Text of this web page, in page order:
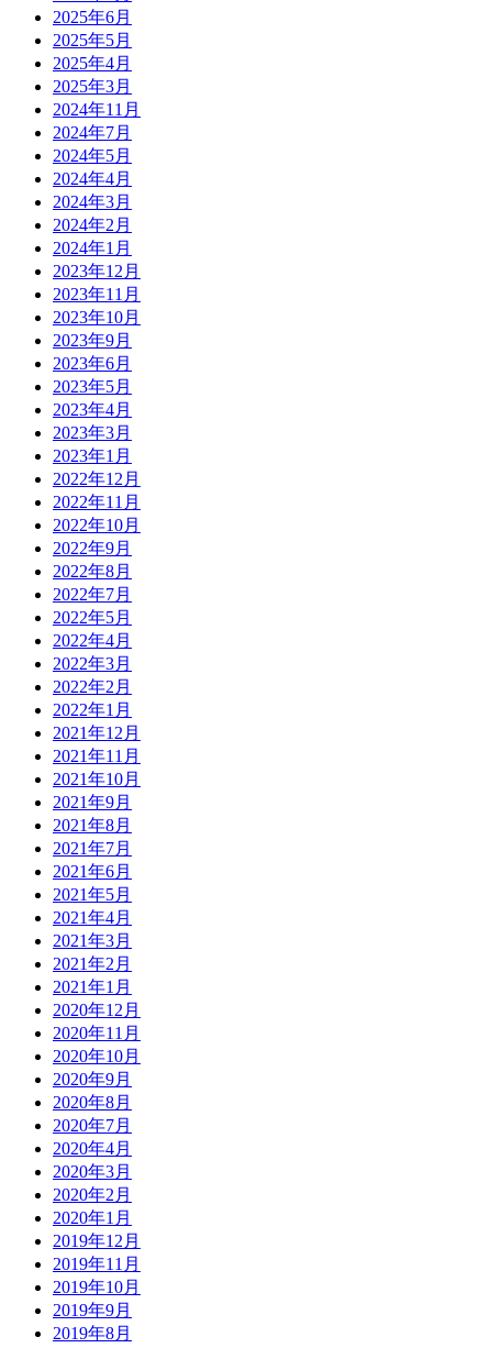
2025年6月
2025年5月
2025年4月
2025年3月
2024年11月
2024年7月
2024年5月
2024年4月
2024年3月
2024年2月
2024年1月
2023年12月
2023年11月
2023年10月
2023年9月
2023年6月
2023年5月
2023年4月
2023年3月
2023年1月
2022年12月
2022年11月
2022年10月
2022年9月
2022年8月
2022年7月
2022年5月
2022年4月
2022年3月
2022年2月
2022年1月
2021年12月
2021年11月
2021年10月
2021年9月
2021年8月
2021年7月
2021年6月
2021年5月
2021年4月
2021年3月
2021年2月
2021年1月
2020年12月
2020年11月
2020年10月
2020年9月
2020年8月
2020年7月
2020年4月
2020年3月
2020年2月
2020年1月
2019年12月
2019年11月
2019年10月
2019年9月
2019年8月